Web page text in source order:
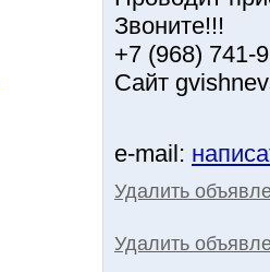
Звоните!!!
+7 (968) 741-
Сайт
e-mail:
Удалить
Удалить